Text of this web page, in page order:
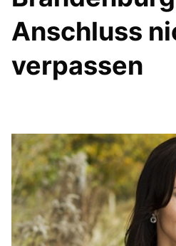
VEREINIGUNGEN UND
IM
IN DER
IM
IM
Anschluss
verpassen